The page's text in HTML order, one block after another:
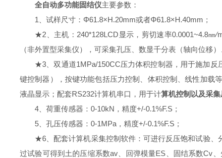
全自动多功能固结仪主要参数：
1、试样尺寸：Φ61.8×H.20mm或者Φ61.8×H.40mm；
★2、主机：240*128LCD显示，剪切速率0.0001~4.8㎜
（非外置型采集仪），可采集孔压、数显千分表（轴向位移
★3、双通道1MPa/150CC压力体积控制器，用于施加反
键控制器），按键功能包括压力控制、体积控制、线性加载
液晶显示；配套RS232计算机串口，用于计算机控制以及采
4、荷重传感器：0-10kN，精度+/-0.1%F.S；
5、孔压传感器：0-1MPa，精度+/-0.1%F.S；
★6、配套计算机采集控制软件：可进行反压饱和试验、
过试验可得到土的压缩系数av、回弹模量ES、固结系数Cv